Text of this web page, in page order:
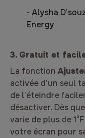
- Alysha
Energy
3. Gratuit et
La fonction
activée d’un seul
de l’éteindre
désactiver. Dès
varie de plus de
votre écran pour